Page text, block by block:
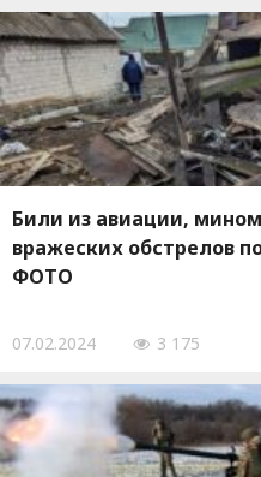
Били из авиации,
вражеских обстрелов
ФОТО
07.02.2024 3 175